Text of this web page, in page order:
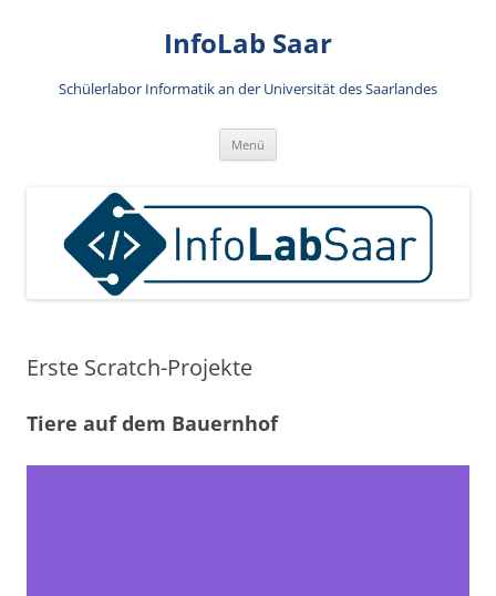
InfoLab Saar
Schülerlabor Informatik an der Universität des Saarlandes
Menü
Erste Scratch-Projekte
Tiere auf dem Bauernhof